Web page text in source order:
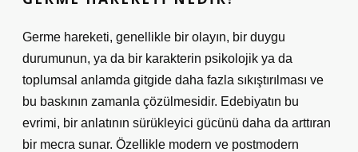
Germe hareketi, genellikle bir olayın, bir duygu
durumunun, ya da bir karakterin psikolojik ya da
toplumsal anlamda gitgide daha fazla sıkıştırılması ve
bu baskının zamanla çözülmesidir. Edebiyatın bu
evrimi, bir anlatının sürükleyici gücünü daha da arttıran
bir mecra sunar. Özellikle modern ve postmodern